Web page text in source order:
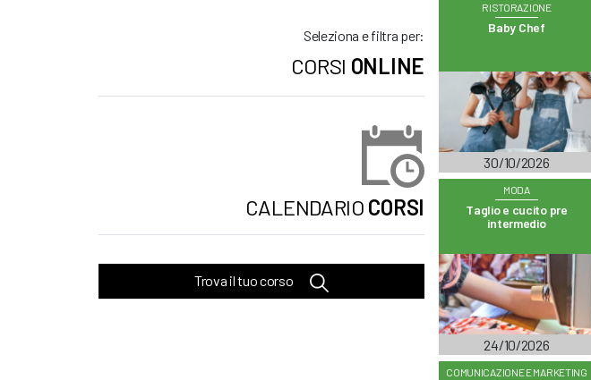
Seleziona e filtra per:
CORSI ONLINE
CALENDARIO CORSI
Trova il tuo corso
RISTORAZIONE
Baby Chef
30/10/2026
MODA
Taglio e cucito pre
intermedio
24/10/2026
COMUNICAZIONE E MARKETING